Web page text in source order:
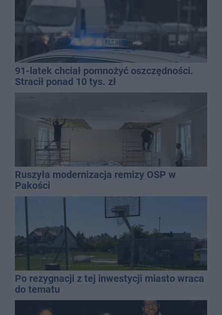
91-latek chciał pomnożyć oszczędności.
Stracił ponad 10 tys. zł
Ruszyła modernizacja remizy OSP w
Pakości
Po rezygnacji z tej inwestycji miasto wraca
do tematu